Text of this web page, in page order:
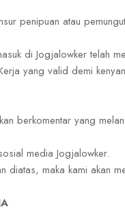
penipuan atau
di Jogjalowker telah
yang valid demi
berkomentar yang
media Jogjalowker.
diatas, maka kami akan